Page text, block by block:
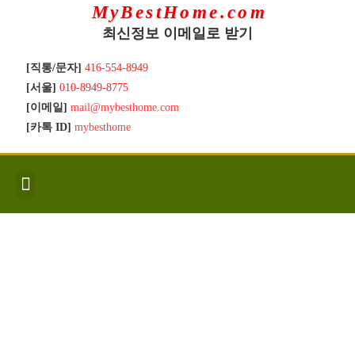
MyBestHome.com
최신정보 이메일로 받기
[직통/문자] 416-554-8949
[서울] 010-8949-8775
[이메일] mail@mybesthome.com
[카톡 ID] mybesthome